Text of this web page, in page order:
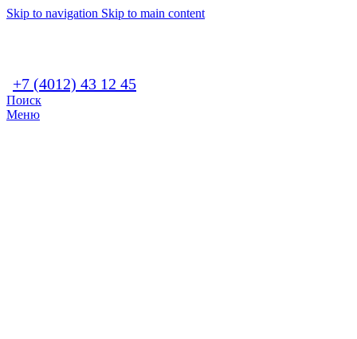
Skip to navigation Skip to main content
+7 (4012) 43 12 45
Поиск
Меню